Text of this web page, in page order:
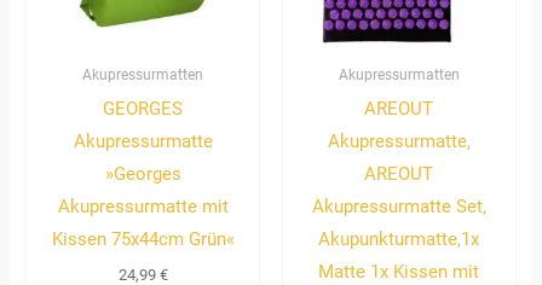
Akupressurmatten
GEORGES
Akupressurmatte
»Georges
Akupressurmatte mit
Kissen 75x44cm Grün«
24,99 €
Akupressurmatten
AREOUT
Akupressurmatte,
AREOUT
Akupressurmatte Set,
Akupunkturmatte,1x
Matte 1x Kissen mit